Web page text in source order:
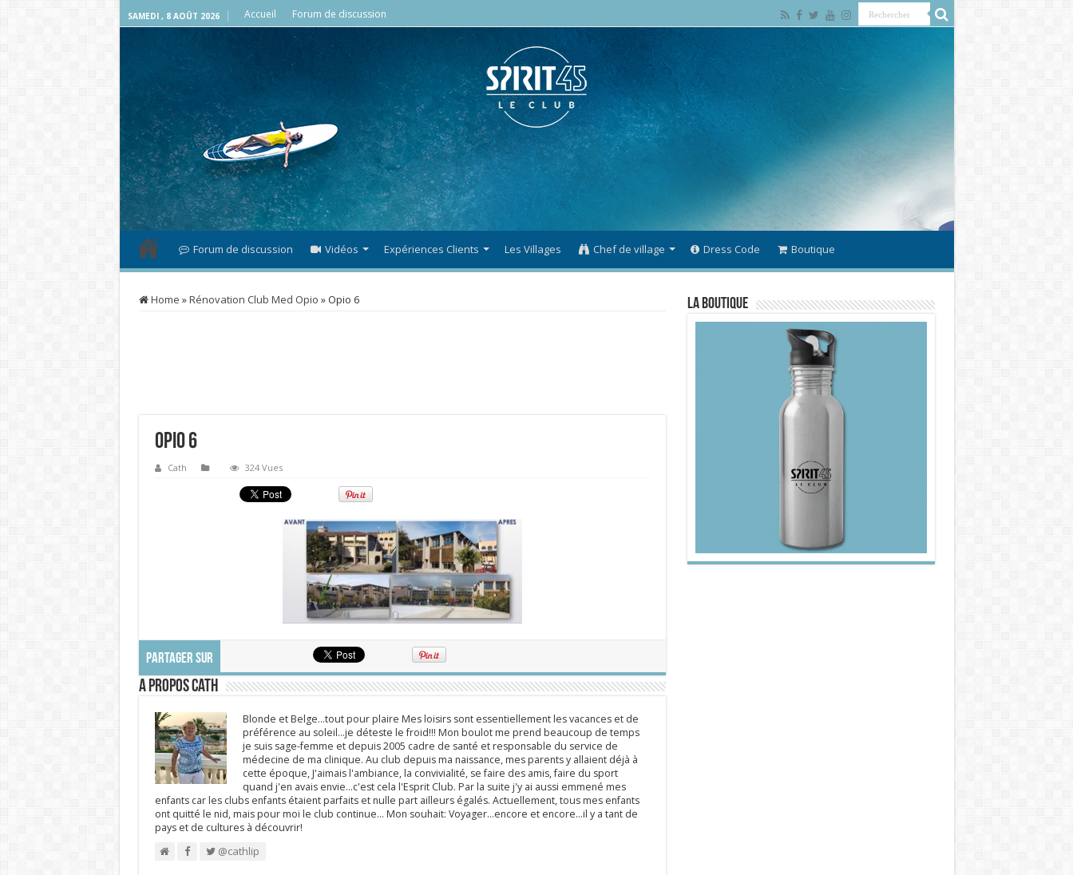
SAMEDI , 8 AOÛT 2026 Accueil Forum de discussion
Forum de discussion Vidéos Expériences Clients Les Villages Chef de village Dress Code Boutique
Home »Rénovation Club Med Opio »Opio 6
Opio 6
Cath 324 Vues
PARTAGER SUR
A propos Cath
Blonde et Belge...tout pour plaire Mes loisirs sont essentiellement les vacances et de
préférence au soleil...je déteste le froid!!! Mon boulot me prend beaucoup de temps
je suis sage-femme et depuis 2005 cadre de santé et responsable du service de
médecine de ma clinique. Au club depuis ma naissance, mes parents y allaient déjà à
cette époque, J'aimais l'ambiance, la convivialité, se faire des amis, faire du sport
quand j'en avais envie...c'est cela l'Esprit Club. Par la suite j'y ai aussi emmené mes
enfants car les clubs enfants étaient parfaits et nulle part ailleurs égalés. Actuellement, tous mes enfants
ont quitté le nid, mais pour moi le club continue... Mon souhait: Voyager...encore et encore...il y a tant de
pays et de cultures à découvrir!
@cathlip
La Boutique